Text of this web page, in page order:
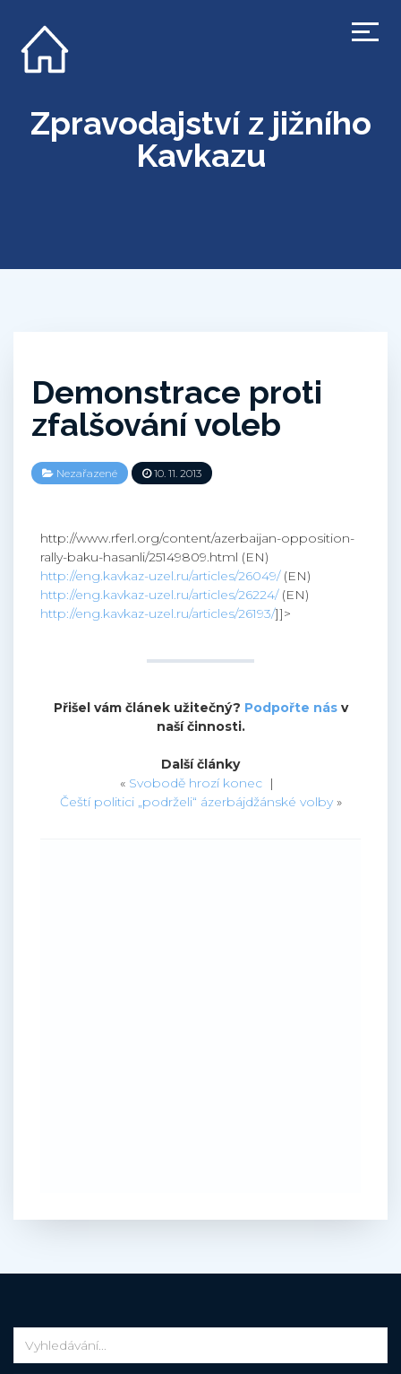
Zpravodajství z jižního
Kavkazu
Demonstrace proti
zfalšování voleb
Nezařazené 10. 11. 2013
http://www.rferl.org/content/azerbaijan-opposition-
rally-baku-hasanli/25149809.html (EN)
http://eng.kavkaz-uzel.ru/articles/26049/(EN)
http://eng.kavkaz-uzel.ru/articles/26224/(EN)
http://eng.kavkaz-uzel.ru/articles/26193/]]>
Přišel vám článek užitečný? Podpořte násv
naší činnosti.
Další články
« Svobodě hrozí konec |
Čeští politici „podrželi“ ázerbájdžánské volby»